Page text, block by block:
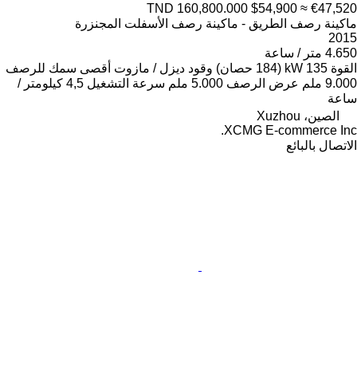
TND 160,800.000 $54,900 ≈ €47,520
ماكينة رصف الطريق - ماكينة رصف الأسفلت المجنزرة
2015
4.650 متر / ساعة
القوة 135 kW (184 حصان) وقود ديزل / مازوت أقصى سمك للرصف
9.000 ملم
عرض الرصف 5.000 ملم سرعة التشغيل
4,5 كيلومتر /
ساعة
الصين، Xuzhou
XCMG E-commerce Inc.
الاتصال بالبائع